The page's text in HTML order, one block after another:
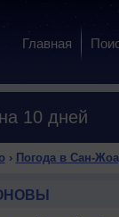
Главная
10 дней
› Погода в Сан-